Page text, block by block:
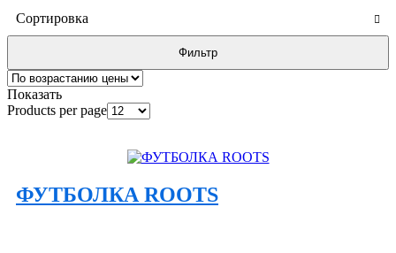
Сортировка
Фильтр
Показать
Products per page
ФУТБОЛКА ROOTS